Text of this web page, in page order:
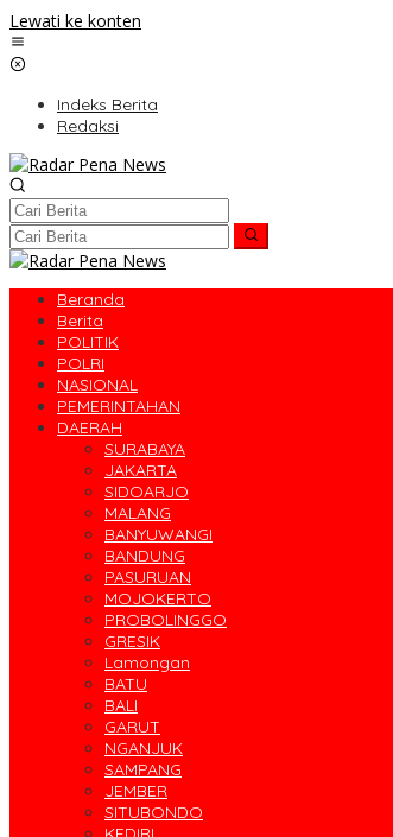
Lewati ke konten
Indeks Berita
Redaksi
Beranda
Berita
POLITIK
POLRI
NASIONAL
PEMERINTAHAN
DAERAH
SURABAYA
JAKARTA
SIDOARJO
MALANG
BANYUWANGI
BANDUNG
PASURUAN
MOJOKERTO
PROBOLINGGO
GRESIK
Lamongan
BATU
BALI
GARUT
NGANJUK
SAMPANG
JEMBER
SITUBONDO